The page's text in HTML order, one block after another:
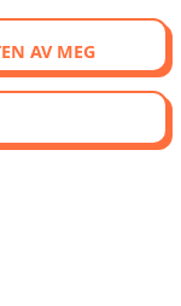
AV MEG